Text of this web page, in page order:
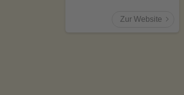
Zur Website